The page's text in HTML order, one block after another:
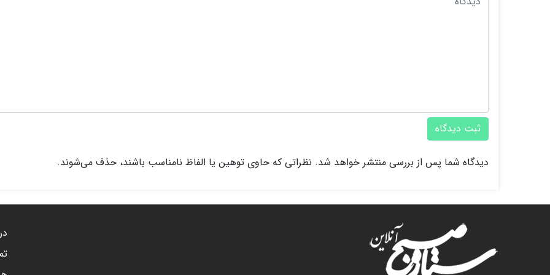
ثبت دیدگاه
دیدگاه شما پس از بررسی منتشر خواهد شد. نظراتی که حاوی توهین یا الفاظ نامناسب باشند، حذف می‌شوند.